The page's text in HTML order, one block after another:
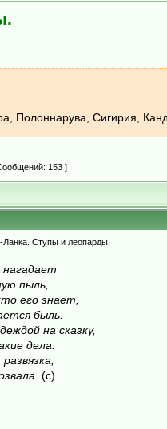
Полоннарува, Сигирия,
153 ]
Ступы и леопарды.
нагадает
пыль,
его знает,
быль.
на сказку,
дела.
(с)